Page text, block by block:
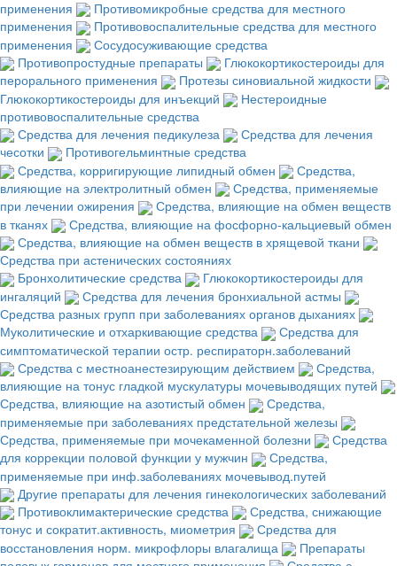
применения
Противомикробные средства для местного
применения
Противовоспалительные средства для местного
применения
Сосудосуживающие средства
Противопростудные препараты
Глюкокортикостероиды для
перорального применения
Протезы синовиальной жидкости
Глюкокортикостероиды для инъекций
Нестероидные
противовоспалительные средства
Средства для лечения педикулеза
Средства для лечения
чесотки
Противогельминтные средства
Средства, корригирующие липидный обмен
Средства,
влияющие на электролитный обмен
Средства, применяемые
при лечении ожирения
Средства, влияющие на обмен веществ
в тканях
Средства, влияющие на фосфорно-кальциевый обмен
Средства, влияющие на обмен веществ в хрящевой ткани
Средства при астенических состояниях
Бронхолитические средства
Глюкокортикостероиды для
ингаляций
Средства для лечения бронхиальной астмы
Средства разных групп при заболеваниях органов дыханиях
Муколитические и отхаркивающие средства
Средства для
симптоматической терапии остр. респираторн.заболеваний
Средства с местноанестезирующим действием
Средства,
влияющие на тонус гладкой мускулатуры мочевыводящих путей
Средства, влияющие на азотистый обмен
Средства,
применяемые при заболеваниях предстательной железы
Средства, применяемые при мочекаменной болезни
Средства
для коррекции половой функции у мужчин
Средства,
применяемые при инф.заболеваниях мочевывод.путей
Другие препараты для лечения гинекологических заболеваний
Противоклимактерические средства
Средства, снижающие
тонус и сократит.активность, миометрия
Средства для
восстановления норм. микрофлоры влагалища
Препараты